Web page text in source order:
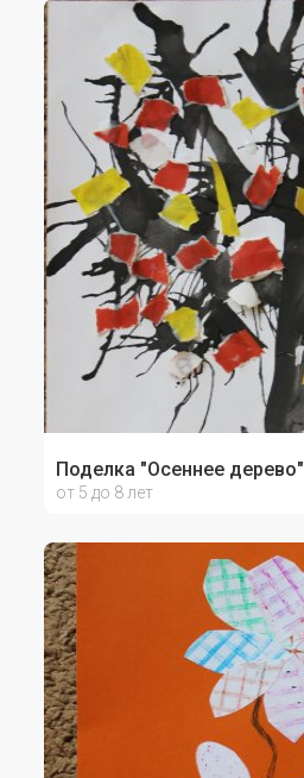
Поделка "Осеннее дерево"
от 5 до 8 лет